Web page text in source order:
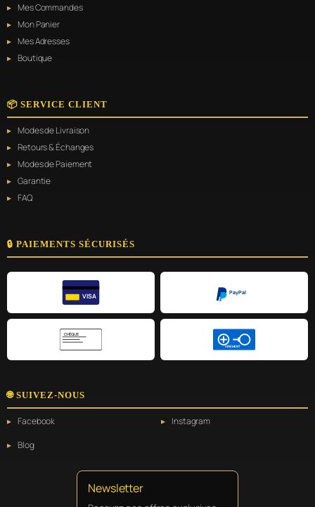
Mes Commandes
Mon Panier
Mes Adresses
Boutique
📦 SERVICE CLIENT
Modes de Livraison
Retours & Échanges
Modes de Paiement
Garantie
FAQ
🔒 PAIEMENTS SÉCURISÉS
VISA
PayPal
CHÈQUE
VIREMENT
🌐 SUIVEZ-NOUS
Facebook
Instagram
Blog
Newsletter